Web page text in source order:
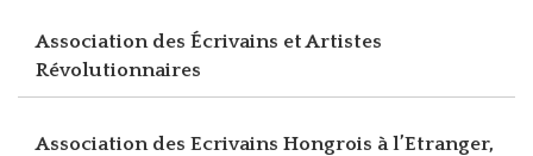
Association des Écrivains et Artistes
Révolutionnaires
Association des Ecrivains Hongrois à l’Etranger,